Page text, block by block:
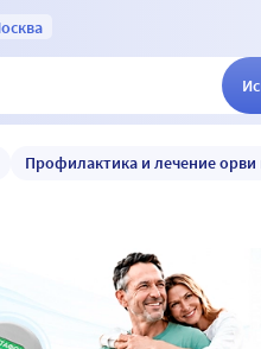
Профилактика и лечение орви